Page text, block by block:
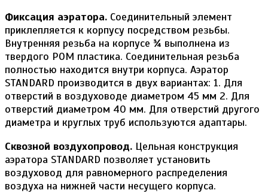
Фиксация аэратора. Соединительный элемент
приклепляется к корпусу посредством резьбы.
Внутренняя резьба на корпусе ¾ выполнена из
твердого РОМ пластика. Соединительная резьба
полностью находится внутри корпуса. Аэратор
STANDARD производится в двух вариантах: 1. Для
отверстий в воздуховоде диаметром 45 мм 2. Для
отверстий диаметром 40 мм. Для отверстий другого
диаметра и круглых труб используются адаптары.
Сквозной воздухопровод. Цельная конструкция
аэратора STANDARD позволяет установить
воздуховод для равномерного распределения
воздуха на нижней части несущего корпуса.